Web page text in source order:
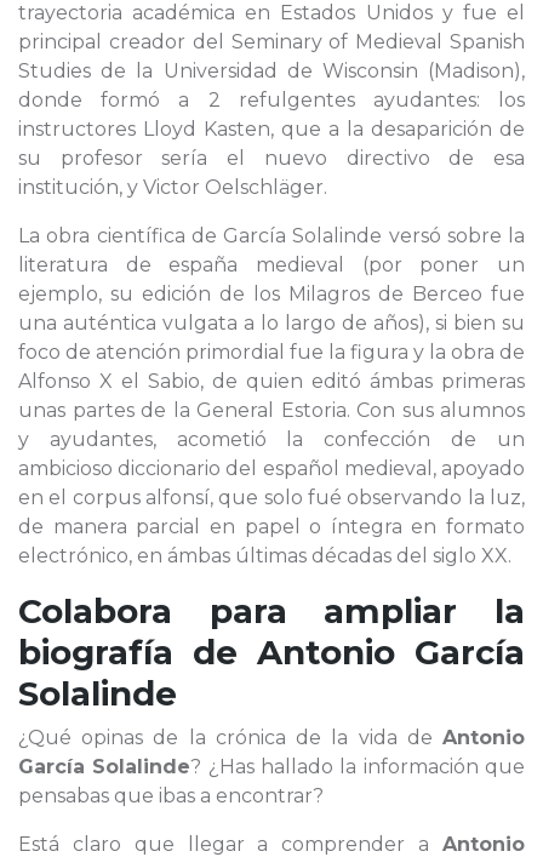
trayectoria académica en Estados Unidos y fue el
principal creador del Seminary of Medieval Spanish
Studies de la Universidad de Wisconsin (Madison),
donde formó a 2 refulgentes ayudantes: los
instructores Lloyd Kasten, que a la desaparición de
su profesor sería el nuevo directivo de esa
institución, y Victor Oelschläger.
La obra científica de García Solalinde versó sobre la
literatura de españa medieval (por poner un
ejemplo, su edición de los Milagros de Berceo fue
una auténtica vulgata a lo largo de años), si bien su
foco de atención primordial fue la figura y la obra de
Alfonso X el Sabio, de quien editó ámbas primeras
unas partes de la General Estoria. Con sus alumnos
y ayudantes, acometió la confección de un
ambicioso diccionario del español medieval, apoyado
en el corpus alfonsí, que solo fué observando la luz,
de manera parcial en papel o íntegra en formato
electrónico, en ámbas últimas décadas del siglo XX.
Colabora para ampliar la
biografía de Antonio García
Solalinde
¿Qué opinas de la crónica de la vida de Antonio
García Solalinde? ¿Has hallado la información que
pensabas que ibas a encontrar?
Está claro que llegar a comprender a Antonio